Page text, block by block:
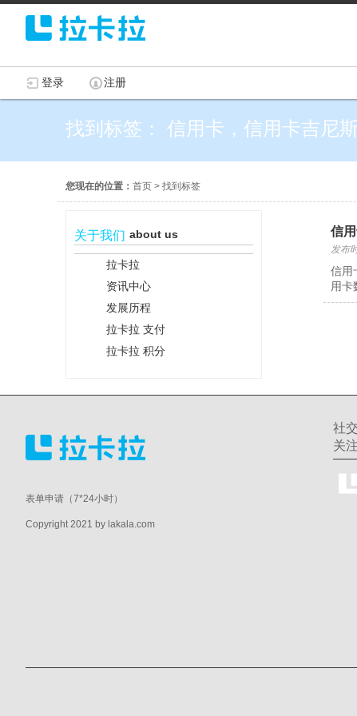
登录 注册
找到标签： 信用卡，信用卡吉尼
您现在的位置： 首页 > 找到标签
关于我们 about us
拉卡拉
资讯中心
发展历程
拉卡拉 支付
拉卡拉 积分
信
发布
信用
用卡
表单申请（7*24小时）
Copyright 2021 by lakala.com
社
关